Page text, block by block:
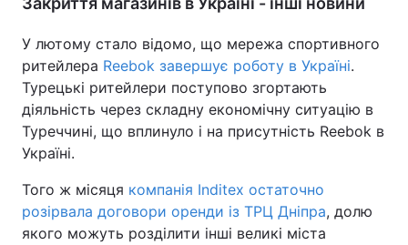
У лютому стало відомо, що мережа спортивного
ритейлера Reebok завершує роботу в Україні.
Турецькі ритейлери поступово згортають
діяльність через складну економічну ситуацію в
Туреччині, що вплинуло і на присутність Reebok в
Україні.
Того ж місяця компанія Inditex остаточно
розірвала договори оренди із ТРЦ Дніпра, долю
якого можуть розділити інші великі міста